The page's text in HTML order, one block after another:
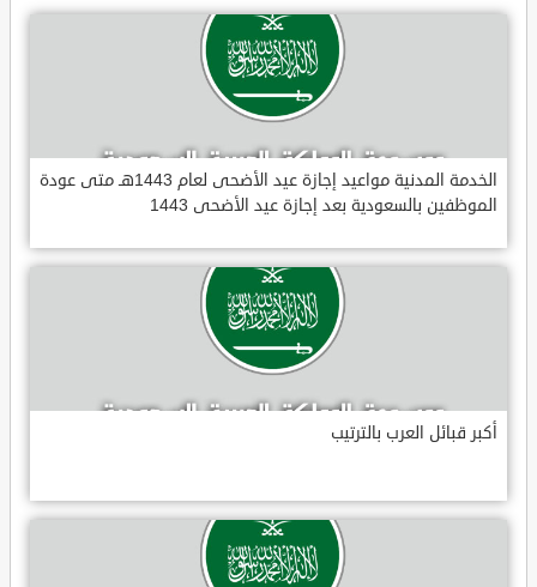
الخدمة المدنية مواعيد إجازة عيد الأضحى لعام 1443هـ متى عودة
الموظفين بالسعودية بعد إجازة عيد الأضحى 1443
أكبر قبائل العرب بالترتيب